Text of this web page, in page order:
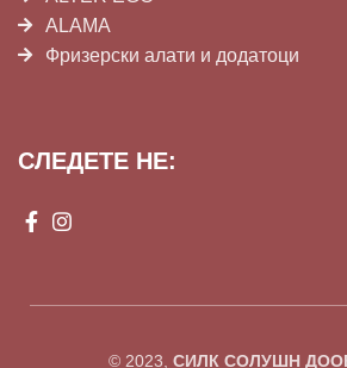
ALAMA
Фризерски алати и додатоци
СЛЕДЕТЕ НЕ:
© 2023, СИЛК СОЛУШН